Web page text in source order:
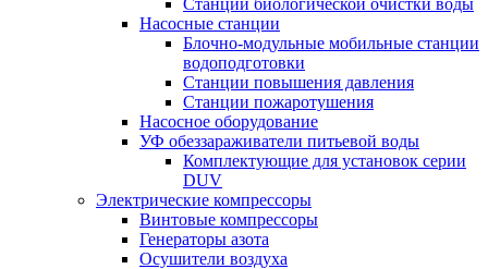
Станции биологической очистки воды
Насосные станции
Блочно-модульные мобильные станции
водоподготовки
Станции повышения давления
Станции пожаротушения
Насосное оборудование
УФ обеззараживатели питьевой воды
Комплектующие для установок серии
DUV
Электрические компрессоры
Винтовые компрессоры
Генераторы азота
Осушители воздуха